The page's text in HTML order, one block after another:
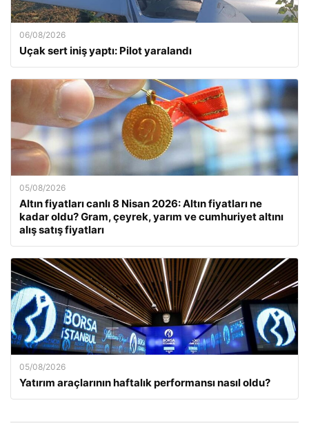
06/08/2026
Uçak sert iniş yaptı: Pilot yaralandı
05/08/2026
Altın fiyatları canlı 8 Nisan 2026: Altın fiyatları ne
kadar oldu? Gram, çeyrek, yarım ve cumhuriyet altını
alış satış fiyatları
05/08/2026
Yatırım araçlarının haftalık performansı nasıl oldu?